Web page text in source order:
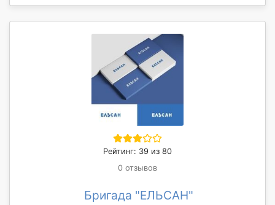
Рейтинг: 39 из 80
0 отзывов
Бригада "ЕЛЬСАН"